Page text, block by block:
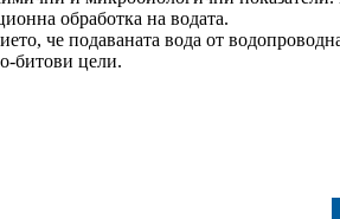
обработка на водата.
че подаваната вода от
битови цели.